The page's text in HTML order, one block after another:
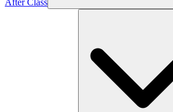
After Class